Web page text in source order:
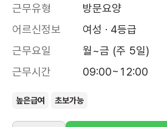
근무유형
방문요양
어르신정보
여성 · 4등급
근무요일
월~금 (주 5일)
근무시간
09:00~12:00
높은급여 초보가능